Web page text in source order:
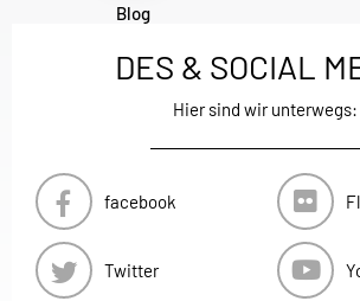
Blog
DES & SOCIAL
Hier sind wir unterwegs:
facebook
Twitter